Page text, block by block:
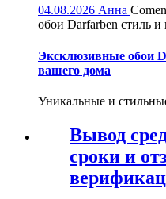
04.08.2026 Анна
обои Darfarben стиль и
Эксклюзивные обои
вашего дома
Уникальные и
Вывод
сроки и